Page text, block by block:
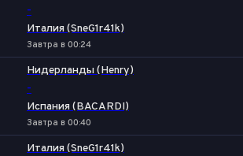
-
Италия (SneG1r41k)
Завтра в 00:24
Нидерланды (Henry)
-
Испания (BACARDI)
Завтра в 00:40
Италия (SneG1r41k)